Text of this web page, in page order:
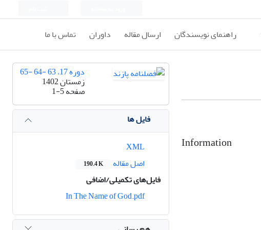
راهنمای نویسندگان ارسال مقاله داوران تماس با ما
Information
دوره 17، 63 -64 -65
زمستان 1402
صفحه1-5
فایل ها
اصل مقاله
190.4 K
فایل‌های تکمیلی/اضافی
In The Name of God.pdf